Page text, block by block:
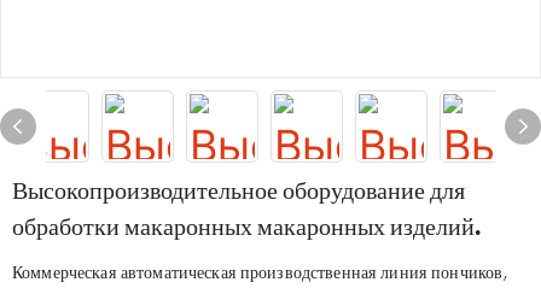
Высокопроизводительное оборудование для
обработки макаронных макаронных изделий.
Коммерческая автоматическая производственная линия пончиков,